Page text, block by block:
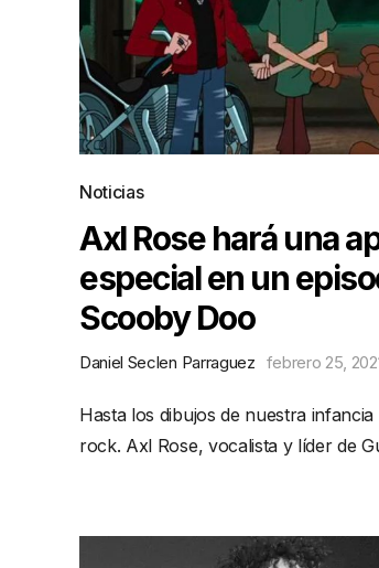
Noticias
Axl Rose hará una
especial en un
Scooby Doo
Daniel Seclen Parraguez febrero 25,
Hasta los dibujos de nuestra
rock. Axl Rose, vocalista y líder de